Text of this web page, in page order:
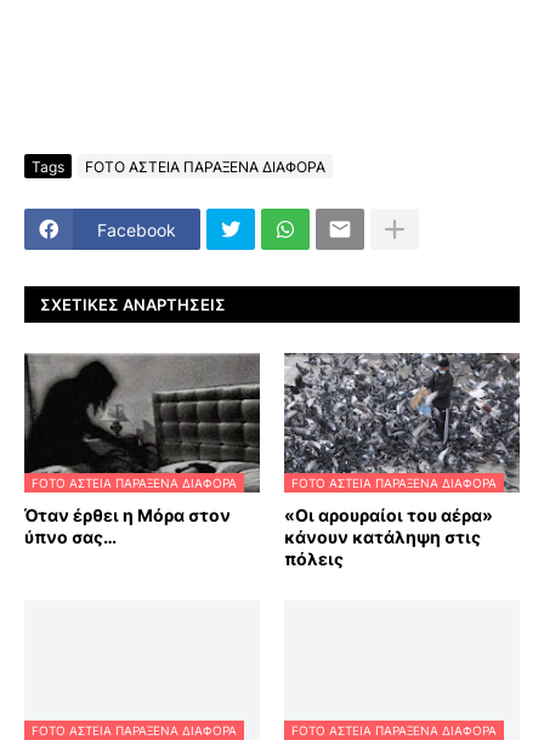
Tags FOTO ΑΣΤΕΙΑ ΠΑΡΑΞΕΝΑ ΔΙΑΦΟΡΑ
Facebook
ΣΧΕΤΙΚΈΣ ΑΝΑΡΤΉΣΕΙΣ
FOTO ΑΣΤΕΙΑ ΠΑΡΑΞΕΝΑ ΔΙΑΦΟΡΑ
Όταν έρθει η Μόρα στον
ύπνο σας…
FOTO ΑΣΤΕΙΑ ΠΑΡΑΞΕΝΑ ΔΙΑΦΟΡΑ
«Οι αρουραίοι του αέρα»
κάνουν κατάληψη στις
πόλεις
FOTO ΑΣΤΕΙΑ ΠΑΡΑΞΕΝΑ ΔΙΑΦΟΡΑ FOTO ΑΣΤΕΙΑ ΠΑΡΑΞΕΝΑ ΔΙΑΦΟΡΑ